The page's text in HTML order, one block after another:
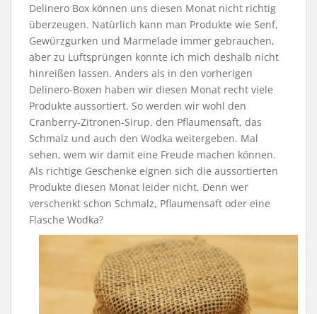
Delinero Box können uns diesen Monat nicht richtig
überzeugen. Natürlich kann man Produkte wie Senf,
Gewürzgurken und Marmelade immer gebrauchen,
aber zu Luftsprüngen konnte ich mich deshalb nicht
hinreißen lassen. Anders als in den vorherigen
Delinero-Boxen haben wir diesen Monat recht viele
Produkte aussortiert. So werden wir wohl den
Cranberry-Zitronen-Sirup, den Pflaumensaft, das
Schmalz und auch den Wodka weitergeben. Mal
sehen, wem wir damit eine Freude machen können.
Als richtige Geschenke eignen sich die aussortierten
Produkte diesen Monat leider nicht. Denn wer
verschenkt schon Schmalz, Pflaumensaft oder eine
Flasche Wodka?